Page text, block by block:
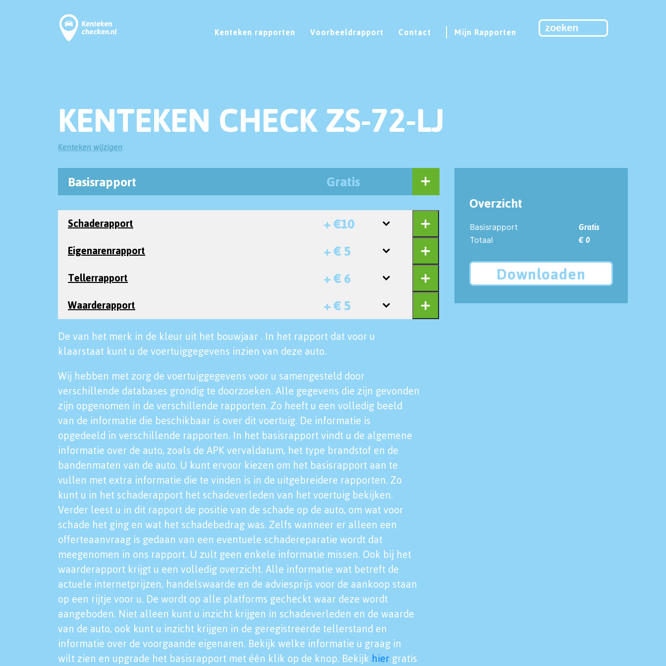
Kenteken rapporten Voorbeeldrapport Contact Mijn Rapporten
KENTEKEN CHECK ZS-72-LJ
Kenteken wijzigen
Basisrapport Gratis
Schaderapport + €10
Eigenarenrapport + € 5
Tellerrapport + € 6
Waarderapport + € 5
De van het merk in de kleur uit het bouwjaar . In het rapport dat voor u
klaarstaat kunt u de voertuiggegevens inzien van deze auto.
Wij hebben met zorg de voertuiggegevens voor u samengesteld door
verschillende databases grondig te doorzoeken. Alle gegevens die zijn gevonden
zijn opgenomen in de verschillende rapporten. Zo heeft u een volledig beeld
van de informatie die beschikbaar is over dit voertuig. De informatie is
opgedeeld in verschillende rapporten. In het basisrapport vindt u de algemene
informatie over de auto, zoals de APK vervaldatum, het type brandstof en de
bandenmaten van de auto. U kunt ervoor kiezen om het basisrapport aan te
vullen met extra informatie die te vinden is in de uitgebreidere rapporten. Zo
kunt u in het schaderapport het schadeverleden van het voertuig bekijken.
Verder leest u in dit rapport de positie van de schade op de auto, om wat voor
schade het ging en wat het schadebedrag was. Zelfs wanneer er alleen een
offerteaanvraag is gedaan van een eventuele schadereparatie wordt dat
meegenomen in ons rapport. U zult geen enkele informatie missen. Ook bij het
waarderapport krijgt u een volledig overzicht. Alle informatie wat betreft de
actuele internetprijzen, handelswaarde en de adviesprijs voor de aankoop staan
op een rijtje voor u. De wordt op alle platforms gecheckt waar deze wordt
aangeboden. Niet alleen kunt u inzicht krijgen in schadeverleden en de waarde
van de auto, ook kunt u inzicht krijgen in de geregistreerde tellerstand en
informatie over de voorgaande eigenaren. Bekijk welke informatie u graag in
wilt zien en upgrade het basisrapport met één klik op de knop. Bekijk hier gratis
Overzicht
Basisrapport
Gratis
Totaal
€ 0
Downloaden